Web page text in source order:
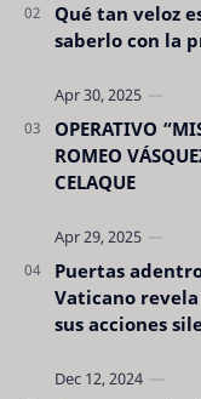
Qué tan veloz
saberlo con la
OPERATIVO
ROMEO
CELAQUE
Puertas
Vaticano
sus acciones